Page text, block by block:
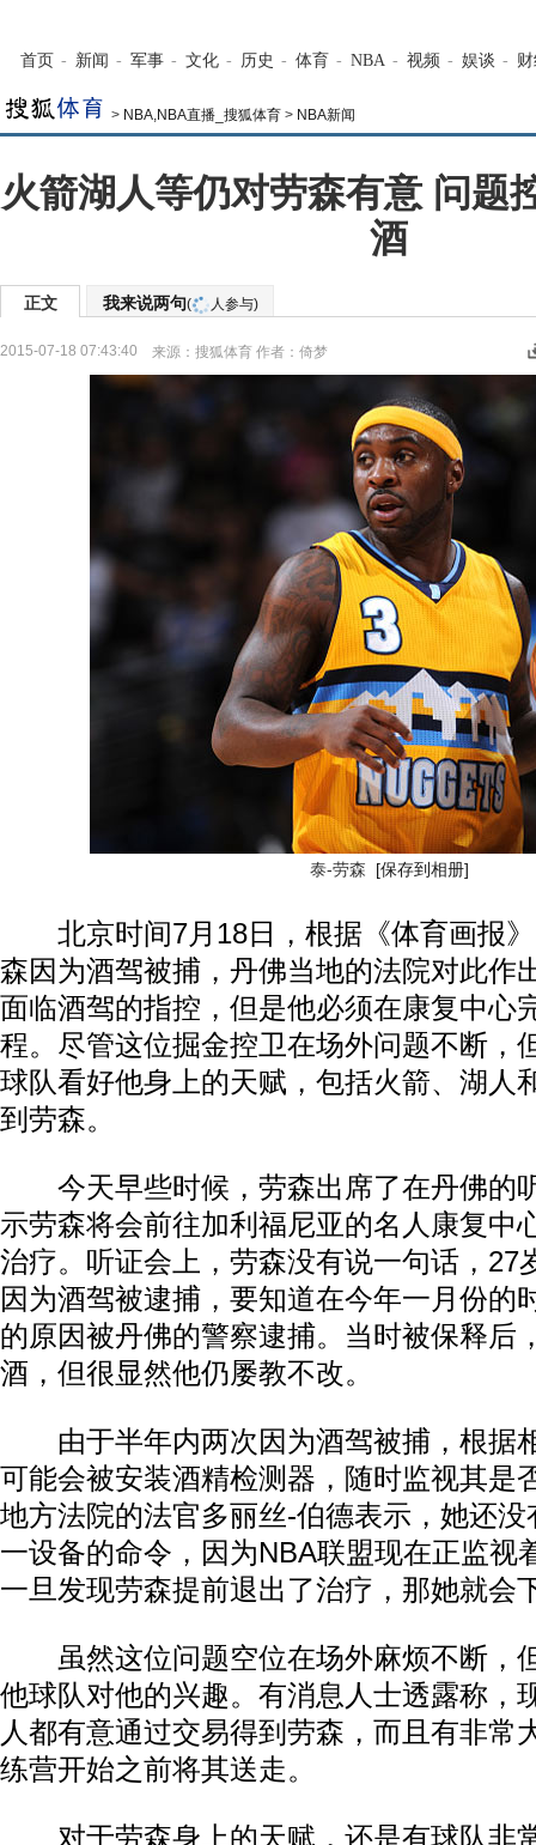
首页 - 新闻 - 军事 - 文化 - 历史 - 体育 - NBA - 视频 - 娱谈 -
> NBA,NBA直播_搜狐体育 > NBA新闻
火箭湖人等仍对劳森有意 问题
酒
正文 我来说两句( 人参与)
2015-07-18 07:43:40 来源： 搜狐体育 作者：倚梦
泰-劳森 [保存到相册]
北京时间7月18日，根据《体育画报》
森因为酒驾被捕，丹佛当地的法院对此作
面临酒驾的指控，但是他必须在康复中心
程。尽管这位掘金控卫在场外问题不断，
球队看好他身上的天赋，包括火箭、湖人
到劳森。
今天早些时候，劳森出席了在丹佛的
示劳森将会前往加利福尼亚的名人康复中
治疗。听证会上，劳森没有说一句话，27
因为酒驾被逮捕，要知道在今年一月份的
的原因被丹佛的警察逮捕。当时被保释后
酒，但很显然他仍屡教不改。
由于半年内两次因为酒驾被捕，根据
可能会被安装酒精检测器，随时监视其是
地方法院的法官多丽丝-伯德表示，她还
一设备的命令，因为NBA联盟现在正监视
一旦发现劳森提前退出了治疗，那她就会
虽然这位问题空位在场外麻烦不断，
他球队对他的兴趣。有消息人士透露称，
人都有意通过交易得到劳森，而且有非常
练营开始之前将其送走。
对于劳森身上的天赋，还是有球队非
动物系恋人啊 | 钟欣潼体验爱情哲学 南